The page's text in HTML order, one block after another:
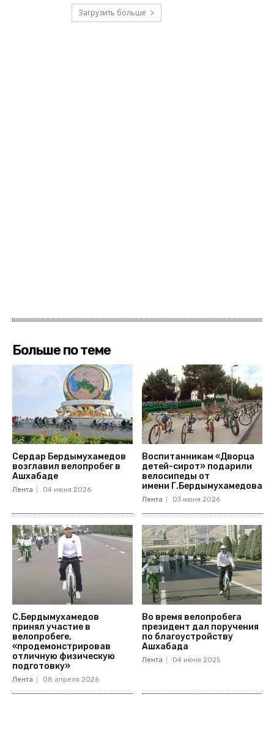
Загрузить больше
Больше по теме
Сердар Бердымухамедов
возглавил велопробег в
Ашхабаде
Лента 04 июня 2026
Воспитанникам «Дворца
детей-сирот» подарили
велосипеды от
имени Г.Бердымухамедова
Лента 03 июня 2026
С.Бердымухамедов
принял участие в
велопробеге,
«продемонстрировав
отличную физическую
подготовку»
Лента 08 апреля 2026
Во время велопробега
президент дал поручения
по благоустройству
Ашхабада
Лента 04 июня 2025